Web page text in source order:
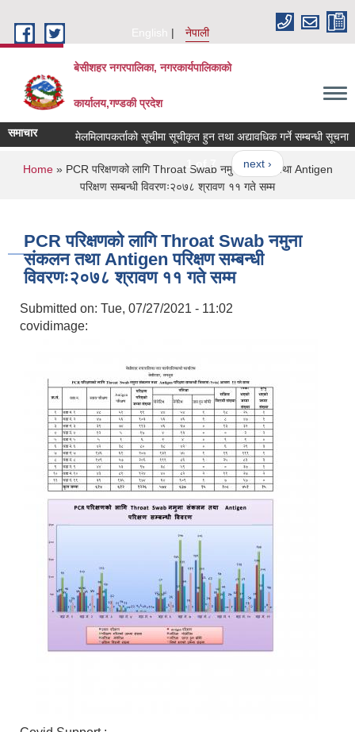
English
नेपाली
बेसीशहर नगरपालिका, नगरकार्यपालिकाको
कार्यालय,गण्डकी प्रदेश
समाचार मेलमिलापकर्ताको सूचीमा सूचीकृत हुन तथा अद्यावधिक गर्ने सम्बन्धी सूचना ।
1 of 7 next ›
You are here
Home» PCR परिक्षणको लागि Throat Swab नमुना संकलन तथा Antigen
परिक्षण सम्बन्धी विवरणः२०७८ श्रावण ११ गते सम्म
PCR परिक्षणको लागि Throat Swab नमुना
संकलन तथा Antigen परिक्षण सम्बन्धी
विवरणः२०७८ श्रावण ११ गते सम्म
Submitted on: Tue, 07/27/2021 - 11:02
covidimage: